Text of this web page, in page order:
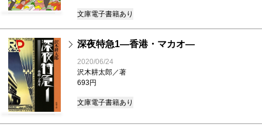
文庫電子書籍あり
深夜特急1―香港・マカオ―
2020/06/24
沢木耕太郎／著
693円
文庫電子書籍あり